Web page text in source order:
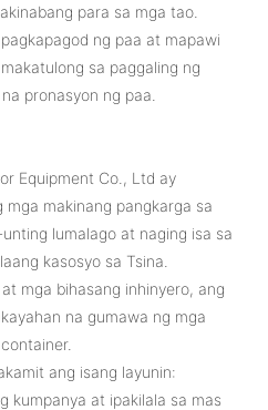
para sa mga tao.
ng paa at mapawi
sa paggaling ng
pronasyon ng paa.
Equipment Co., Ltd ay
makinang pangkarga sa
lumalago at naging isa sa
kasosyo sa Tsina.
mga bihasang inhinyero, ang
na gumawa ng mga
ang isang layunin:
kumpanya at ipakilala sa mas